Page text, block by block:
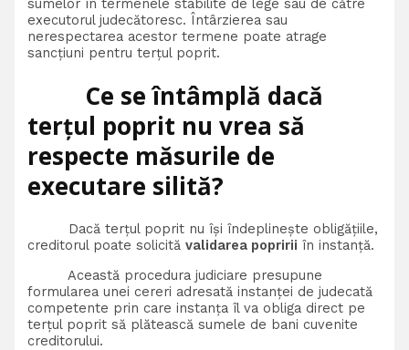
sumelor în termenele stabilite de lege sau de către
executorul judecătoresc. Întârzierea sau
nerespectarea acestor termene poate atrage
sancțiuni pentru terțul poprit.
Ce se întâmplă dacă
terțul poprit nu vrea să
respecte măsurile de
executare silită?
Dacă terțul poprit nu își îndeplinește obligățiile,
creditorul poate solicităvalidarea popririi în instanță.
Această procedura judiciare presupune
formularea unei cereri adresată instanței de judecată
competente prin care instanța îl va obliga direct pe
terțul poprit să plătească sumele de bani cuvenite
creditorului.